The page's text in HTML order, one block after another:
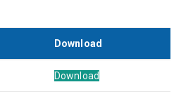
Download
Download